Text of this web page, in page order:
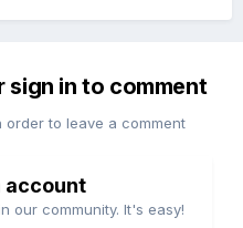
sign in to comment
order to leave a comment
account
our community. It's easy!